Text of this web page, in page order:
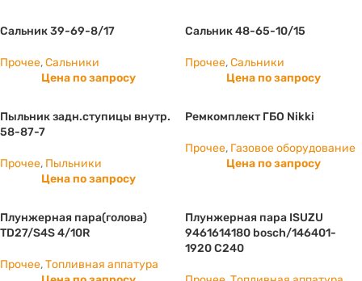
Сальник 39-69-8/17
Прочее,Сальники
Цена по запросу
Сальник 48-65-10/15
Прочее,Сальники
Цена по запросу
Пыльник задн.ступицы внутр.
58-87-7
Прочее, Пыльники
Цена по запросу
Ремкомплект ГБО Nikki
Прочее, Газовое оборудование
Цена по запросу
Плунжерная пара(голова)
TD27/S4S 4/10R
Прочее,Топливная аппатура
Плунжерная пара ISUZU
9461614180 bosch/146401-
1920 С240